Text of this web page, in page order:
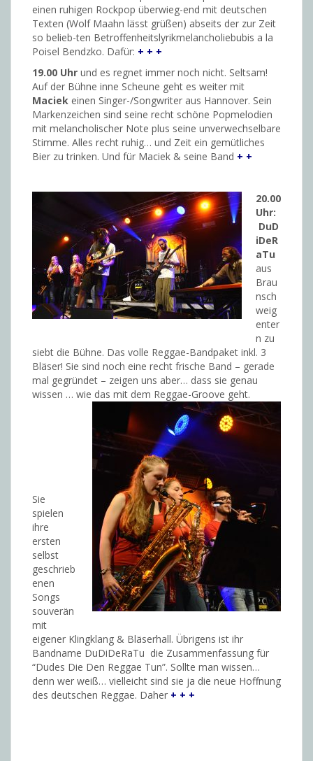
einen ruhigen Rockpop überwieg-end mit deutschen
Texten (Wolf Maahn lässt grüßen) abseits der zur Zeit
so belieb-ten Betroffenheitslyrikmelancholiebubis a la
Poisel Bendzko. Dafür: + + +
19.00 Uhr und es regnet immer noch nicht. Seltsam!
Auf der Bühne inne Scheune geht es weiter mit
Maciek einen Singer-/Songwriter aus Hannover. Sein
Markenzeichen sind seine recht schöne Popmelodien
mit melancholischer Note plus seine unverwechselbare
Stimme. Alles recht ruhig… und Zeit ein gemütliches
Bier zu trinken. Und für Maciek & seine Band + +
20.00
Uhr:
DuD
iDeR
aTu
aus
Brau
nsch
weig
enter
n zu
siebt die Bühne. Das volle Reggae-Bandpaket inkl. 3
Bläser! Sie sind noch eine recht frische Band – gerade
mal gegründet – zeigen uns aber… dass sie genau
wissen … wie das mit dem Reggae-Groove geht.
Sie
spielen
ihre
ersten
selbst
geschrieb
enen
Songs
souverän
mit
eigener Klingklang & Bläserhall. Übrigens ist ihr
Bandname DuDiDeRaTu die Zusammenfassung für
“Dudes Die Den Reggae Tun”. Sollte man wissen…
denn wer weiß… vielleicht sind sie ja die neue Hoffnung
des deutschen Reggae. Daher + + +